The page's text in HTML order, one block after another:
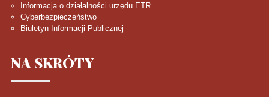
Informacja o działalności urzędu ETR
Cyberbezpieczeństwo
Biuletyn Informacji Publicznej
NASKRÓTY